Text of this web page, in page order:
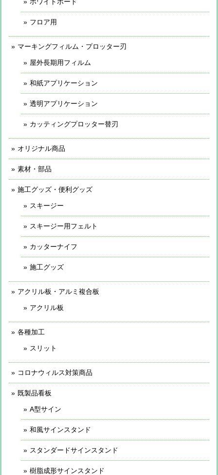
フロア用
マーキングフィルム・プロッター刃
屋外長期用フィルム
和紙アプリケーション
透明アプリケーション
カッティングプロッター替刃
オリジナル商品
素材・部品
施工グッズ・便利グッズ
スキージー
スキージー用フェルト
カッターナイフ
施工グッズ
アクリル板・アルミ複合板
アクリル板
各種加工
スリット
コロナウィルス対策商品
既製品看板
A型サイン
和風サインスタンド
スタンダードサインスタンド
樹脂成形サインスタンド